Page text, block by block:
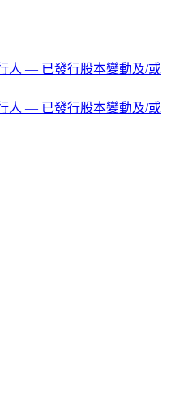
人 — 已發行股本變動及/或
人 — 已發行股本變動及/或